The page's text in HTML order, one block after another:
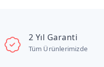
2 Yıl Garanti
Tüm Ürünlerimizde